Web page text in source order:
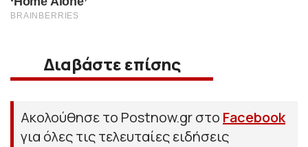
Διαβάστε επίσης
Ακολούθησε το Postnow.gr στο Facebook
για όλες τις τελευταίες ειδήσεις